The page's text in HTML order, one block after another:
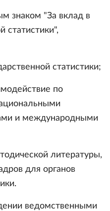
знаком "За вклад в
статистики",
статистики;
по
и международными
литературы,
для органов
ведомственными